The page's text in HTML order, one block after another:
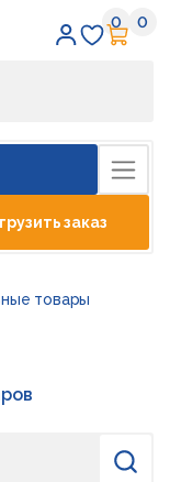
0 0
заказ
товары
Найти